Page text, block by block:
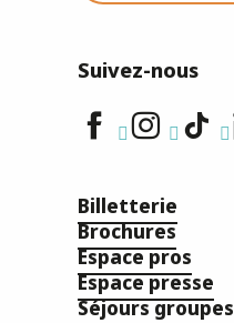
Suivez-nous
Billetterie
Brochures
Espace pros
Espace presse
Séjours groupes